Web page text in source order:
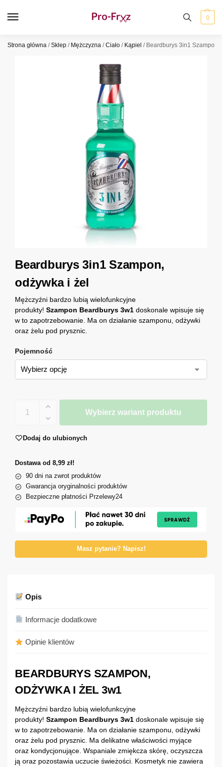
0
Strona główna /Sklep / Mężczyzna /Ciało / Kąpiel / Beardburys 3in1 Szampon,
Beardburys 3in1 Szampon,
odżywka i żel
Mężczyźni bardzo lubią wielofunkcyjne
produkty! Szampon Beardburys 3w1 doskonale wpisuje się
w to zapotrzebowanie. Ma on działanie szamponu, odżywki
oraz żelu pod prysznic.
Pojemność
Wybierz wariant produktu
Dodaj do ulubionych
Dostawa od 8,99 zł!
90 dni na zwrot produktów
Gwarancja oryginalności produktów
Bezpieczne płatności Przelewy24
Masz pytanie? Napisz!
Opis
Informacje dodatkowe
Opinie klientów
BEARDBURYS SZAMPON,
ODŻYWKA I ŻEL 3w1
Mężczyźni bardzo lubią wielofunkcyjne
produkty! Szampon Beardburys 3w1 doskonale wpisuje się
w to zapotrzebowanie. Ma on działanie szamponu, odżywki
oraz żelu pod prysznic. Ma delikatne właściwości myjące
oraz kondycjonujące. Wspaniale zmiękcza skórę, oczyszcza
ją oraz pozostawia uczucie świeżości. Kosmetyk nie zawiera